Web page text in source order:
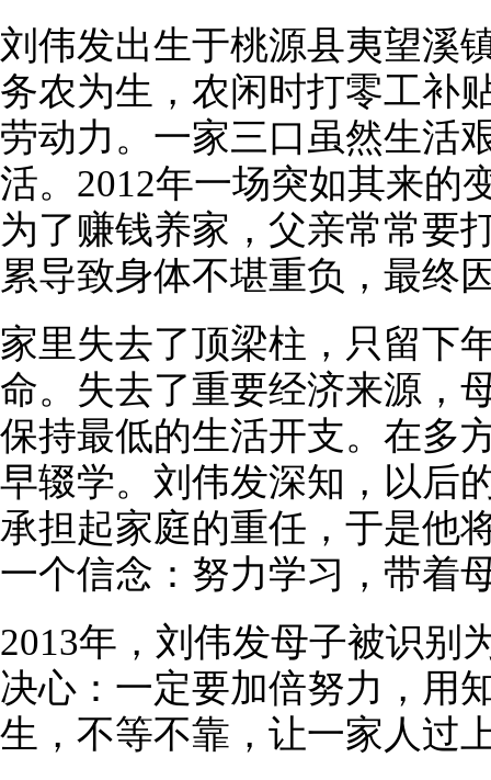
刘伟发出生于桃源县夷望溪
务农为生，农闲时打零工补
劳动力。一家三口虽然生活
活。2012年一场突如其来的
为了赚钱养家，父亲常常要
累导致身体不堪重负，最终
家里失去了顶梁柱，只留下
命。失去了重要经济来源，
保持最低的生活开支。在多
早辍学。刘伟发深知，以后
承担起家庭的重任，于是他
一个信念：努力学习，带着
2013年，刘伟发母子被识别
决心：一定要加倍努力，用
生，不等不靠，让一家人过